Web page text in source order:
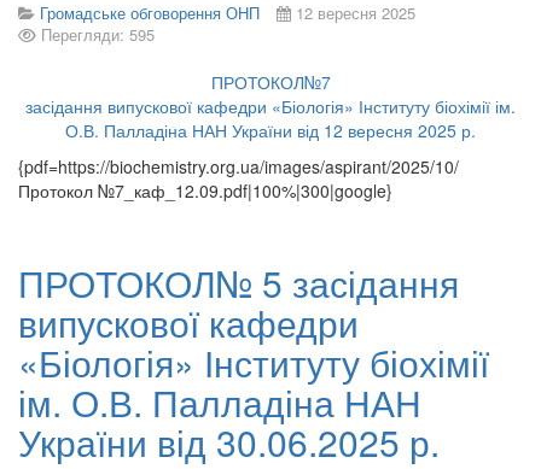
Громадське обговорення ОНП
12 вересня 2025
Перегляди: 595
ПРОТОКОЛ№7
засідання випускової кафедри «Біологія» Інституту біохімії ім.
О.В. Палладіна НАН України від 12 вересня 2025 р.
{pdf=https://biochemistry.org.ua/images/aspirant/2025/10/
Протокол №7_каф_12.09.pdf|100%|300|google}
ПРОТОКОЛ№ 5 засідання
випускової кафедри
«Біологія» Інституту біохімії
ім. О.В. Палладіна НАН
України від 30.06.2025 р.